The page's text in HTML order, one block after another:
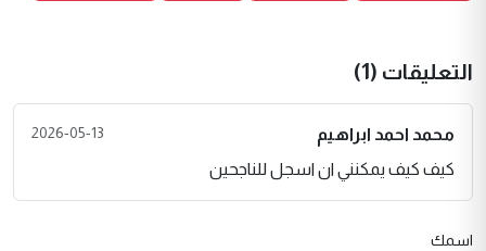
التعليقات (1)
محمد احمد ابراهيم 2026-05-13
كيف كيف يمكنني ان اسجل للناجحين
اسمك